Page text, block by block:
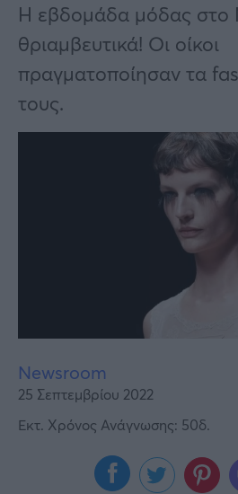
ΕΣΠΑ
Lifestyle
Αθλητικά
Υγεία
Γυναίκα
Η εβδομάδα μόδας στο
θριαμβευτικά! Οι οίκοι
πραγματοποίησαν τα
τους.
Newsroom
25 Σεπτεμβρίου 2022
Εκτ. Χρόνος Ανάγνωσης: 50δ.